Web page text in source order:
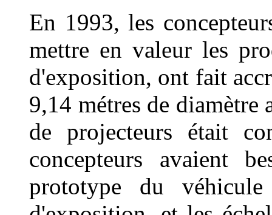
En 1993, les
mettre en valeur les
d'exposition, ont fait
9,14 métres de
de projecteurs était
concepteurs avaient
prototype du